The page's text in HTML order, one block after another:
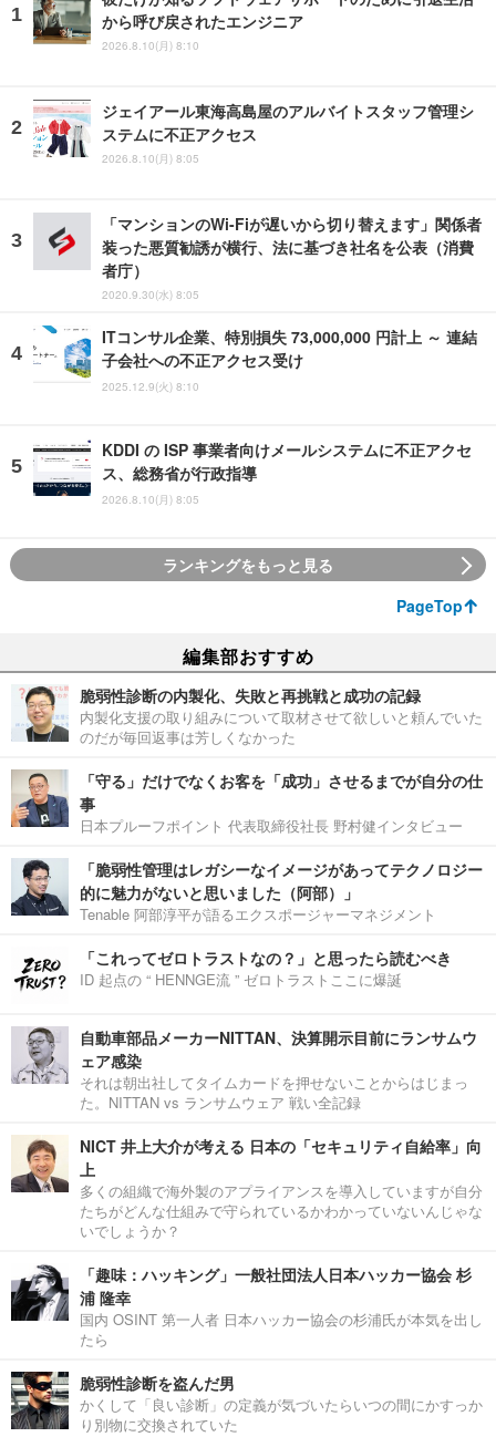
から呼び戻されたエンジニア
2026.8.10(月) 8:10
ジェイアール東海高島屋のアルバイトスタッフ管理シ
ステムに不正アクセス
2026.8.10(月) 8:05
「マンションのWi-Fiが遅いから切り替えます」関係者
装った悪質勧誘が横行、法に基づき社名を公表（消費
者庁）
2020.9.30(水) 8:05
ITコンサル企業、特別損失 73,000,000 円計上 ～ 連結
子会社への不正アクセス受け
2025.12.9(火) 8:10
KDDI の ISP 事業者向けメールシステムに不正アクセ
ス、総務省が行政指導
2026.8.10(月) 8:05
ランキングをもっと見る
PageTop
編集部おすすめ
脆弱性診断の内製化、失敗と再挑戦と成功の記録
内製化支援の取り組みについて取材させて欲しいと頼んでいた
のだが毎回返事は芳しくなかった
「守る」だけでなくお客を「成功」させるまでが自分の仕
事
日本プルーフポイント 代表取締役社長 野村健インタビュー
「脆弱性管理はレガシーなイメージがあってテクノロジー
的に魅力がないと思いました（阿部）」
Tenable 阿部淳平が語るエクスポージャーマネジメント
「これってゼロトラストなの？」と思ったら読むべき
ID 起点の “ HENNGE流 ” ゼロトラストここに爆誕
自動車部品メーカーNITTAN、決算開示目前にランサムウ
ェア感染
それは朝出社してタイムカードを押せないことからはじまっ
た。NITTAN vs ランサムウェア 戦い全記録
NICT 井上大介が考える 日本の「セキュリティ自給率」向
上
多くの組織で海外製のアプライアンスを導入していますが自分
たちがどんな仕組みで守られているかわかっていないんじゃな
いでしょうか？
「趣味：ハッキング」一般社団法人日本ハッカー協会 杉
浦 隆幸
国内 OSINT 第一人者 日本ハッカー協会の杉浦氏が本気を出し
たら
脆弱性診断を盗んだ男
かくして「良い診断」の定義が気づいたらいつの間にかすっか
り別物に交換されていた